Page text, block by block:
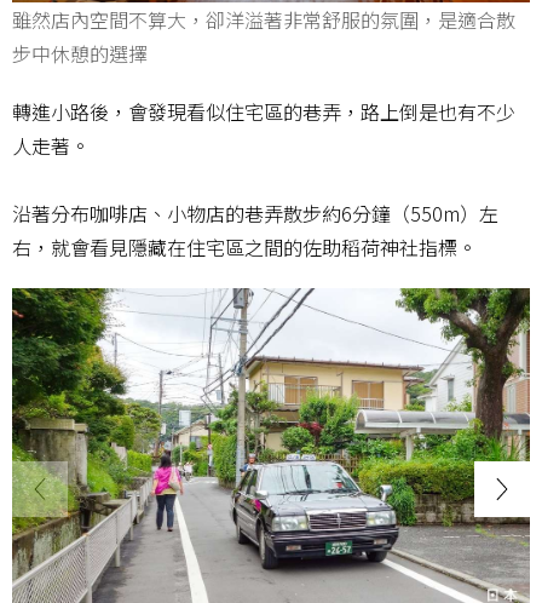
雖然店內空間不算大，卻洋溢著非常舒服的氛圍，是適合散
步中休憩的選擇
轉進小路後，會發現看似住宅區的巷弄，路上倒是也有不少
人走著。
沿著分布咖啡店、小物店的巷弄散步約6分鐘（550m）左
右，就會看見隱藏在住宅區之間的佐助稻荷神社指標。